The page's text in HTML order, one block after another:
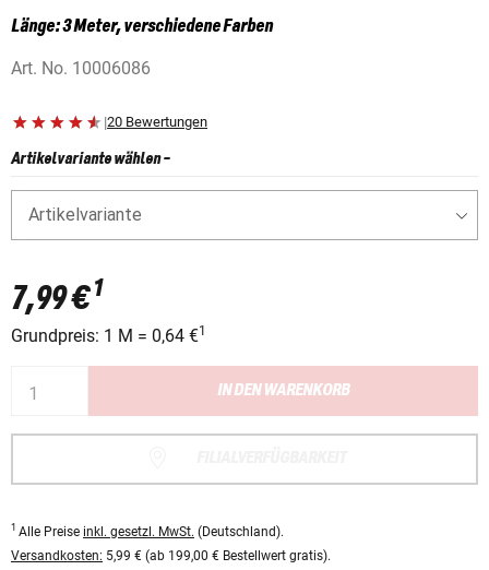
Länge: 3 Meter, verschiedene Farben
Art. No. 10006086
|20 Bewertungen
Artikelvariante wählen-
Artikelvariante
7,99 €1
Grundpreis: 1 M = 0,64 €1
IN DEN WARENKORB
1 Alle Preise inkl. gesetzl. MwSt. (Deutschland).
Versandkosten: 5,99 € (ab 199,00 € Bestellwert gratis).